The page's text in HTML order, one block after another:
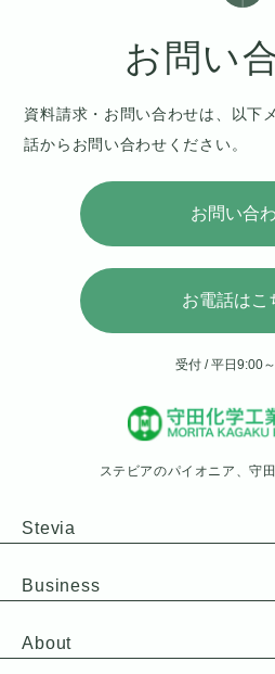
お問い
資料請求・お問い合わせは、以下
話からお問い合わせください。
お問い合
お電話はこ
受付 / 平日9:00
ステビアのパイオニア、守
Stevia
Business
About